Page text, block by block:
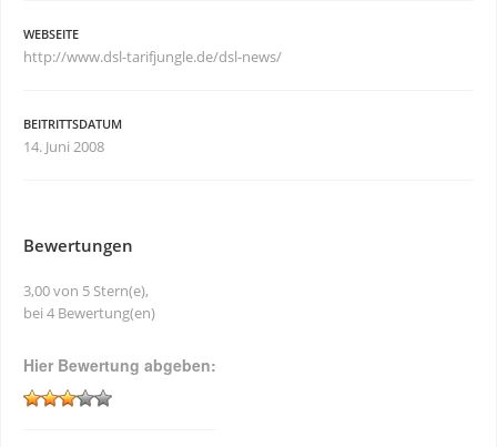
WEBSEITE
http://www.dsl-tarifjungle.de/dsl-news/
BEITRITTSDATUM
14. Juni 2008
Bewertungen
3,00 von 5 Stern(e),
bei 4 Bewertung(en)
Hier Bewertung abgeben: